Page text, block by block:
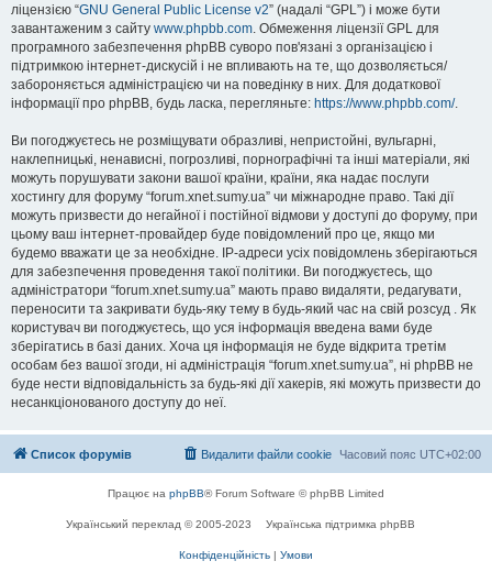
ліцензією “GNU General Public License v2” (надалі “GPL”) і може бути
завантаженим з сайту www.phpbb.com. Обмеження ліцензії GPL для
програмного забезпечення phpBB суворо пов'язані з організацією і
підтримкою інтернет-дискусій і не впливають на те, що дозволяється/
забороняється адміністрацією чи на поведінку в них. Для додаткової
інформації про phpBB, будь ласка, перегляньте: https://www.phpbb.com/.
Ви погоджуєтесь не розміщувати образливі, непристойні, вульгарні,
наклепницькі, ненависні, погрозливі, порнографічні та інші матеріали, які
можуть порушувати закони вашої країни, країни, яка надає послуги
хостингу для форуму “forum.xnet.sumy.ua” чи міжнародне право. Такі дії
можуть призвести до негайної і постійної відмови у доступі до форуму, при
цьому ваш інтернет-провайдер буде повідомлений про це, якщо ми
будемо вважати це за необхідне. IP-адреси усіх повідомлень зберігаються
для забезпечення проведення такої політики. Ви погоджуєтесь, що
адміністратори “forum.xnet.sumy.ua” мають право видаляти, редагувати,
переносити та закривати будь-яку тему в будь-який час на свій розсуд . Як
користувач ви погоджуєтесь, що уся інформація введена вами буде
зберігатись в базі даних. Хоча ця інформація не буде відкрита третім
особам без вашої згоди, ні адміністрація “forum.xnet.sumy.ua”, ні phpBB не
буде нести відповідальність за будь-які дії хакерів, які можуть призвести до
несанкціонованого доступу до неї.
Список форумів Часовий пояс UTC+02:00
Видалити файли cookie
Працює на phpBB® Forum Software © phpBB Limited
Український переклад © 2005-2023 Українська підтримка phpBB
Конфіденційність | Умови